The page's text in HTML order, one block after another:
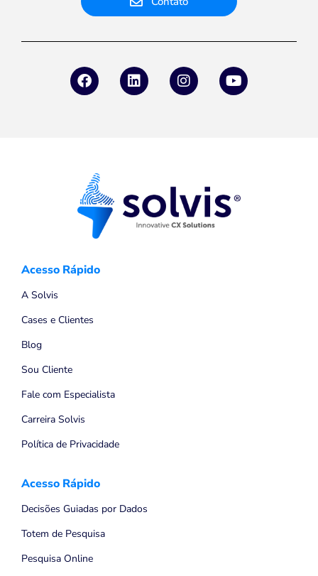
Acesso Rápido
A Solvis
Cases e Clientes
Blog
Sou Cliente
Fale com Especialista
Carreira Solvis
Política de Privacidade
Acesso Rápido
Decisões Guiadas por Dados
Totem de Pesquisa
Pesquisa Online